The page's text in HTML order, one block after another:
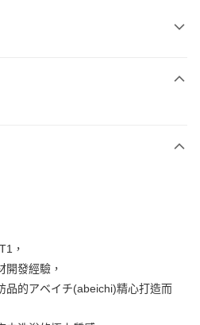
大哥大用戶可立即使用無須另外申請。
，
開發經驗，
品的アベイチ(abeichi)精心打造而